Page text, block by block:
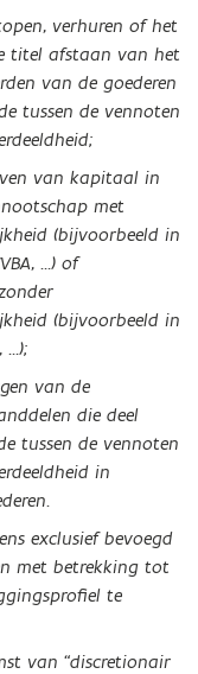
verhuren of het
titel afstaan van het
van de goederen
tussen de vennoten
van kapitaal in
met
(bijvoorbeeld in
…) of
(bijvoorbeeld in
…);
van de
die deel
tussen de vennoten
in
exclusief bevoegd
met betrekking tot
te
van “discretionair